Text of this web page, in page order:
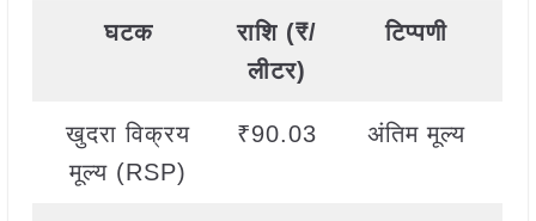
घटक
राशि (₹/
लीटर)
टिप्पणी
खुदरा विक्रय
मूल्य (RSP)
₹90.03 अंतिम मूल्य